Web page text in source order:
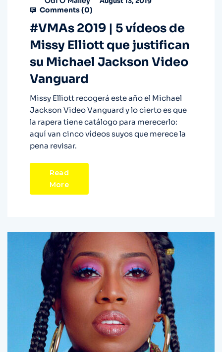
Comments (0)
#VMAs 2019 | 5 vídeos de
Missy Elliott que justifican
su Michael Jackson Video
Vanguard
Missy Elliott recogerá este año el Michael
Jackson Video Vanguard y lo cierto es que
la rapera tiene catálogo para merecerlo:
aquí van cinco vídeos suyos que merece la
pena revisar.
Read
More